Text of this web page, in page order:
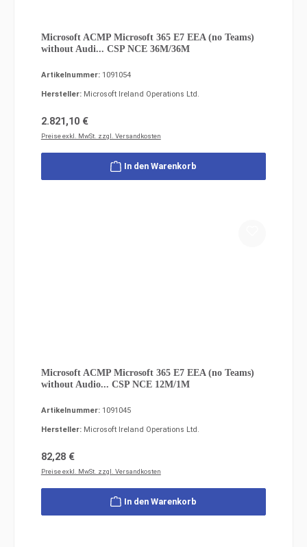
Microsoft ACMP Microsoft 365 E7 EEA (no Teams)
without Audi... CSP NCE 36M/36M
Artikelnummer: 1091054
Hersteller: Microsoft Ireland Operations Ltd.
Regulärer Preis:
2.821,10 €
Preise exkl. MwSt. zzgl. Versandkosten
In den Warenkorb
Microsoft ACMP Microsoft 365 E7 EEA (no Teams)
without Audio... CSP NCE 12M/1M
Artikelnummer: 1091045
Hersteller: Microsoft Ireland Operations Ltd.
Regulärer Preis:
82,28 €
Preise exkl. MwSt. zzgl. Versandkosten
In den Warenkorb